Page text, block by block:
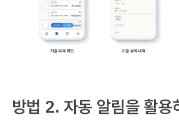
방법 2. 자동 알림을 활용